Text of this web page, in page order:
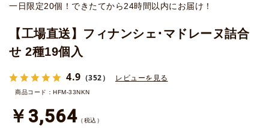
一日限定20個！できたてから24時間以内にお届け！
【工場直送】フィナンシェ･マドレーヌ詰合
せ 2種19個入
4.9 （352） レビューを見る
商品コード：HFM-33NKN
￥3,564 （税込）